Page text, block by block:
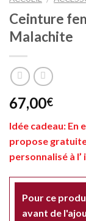
Ceinture
Malachite
67,00€
Idée cadeau: En
propose
personnalisé à
Pour ce
avant de